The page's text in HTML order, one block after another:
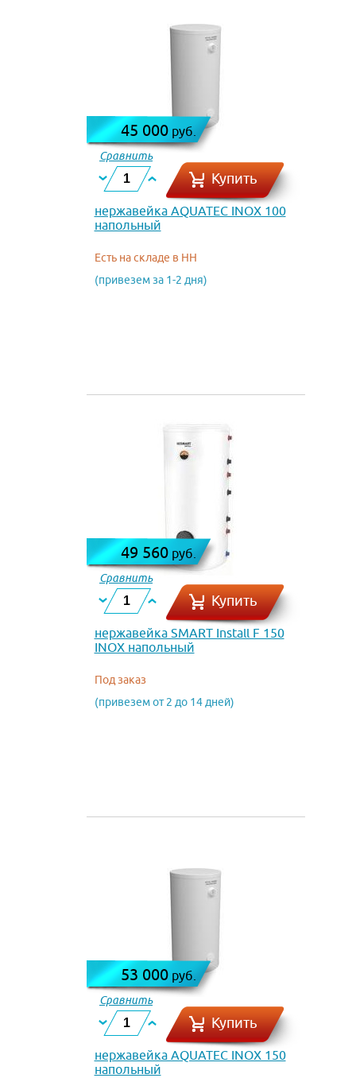
45 000руб.
Сравнить
Купить
нержавейка AQUATEC INOX 100
напольный
Есть на складе в НН
(привезем за 1-2 дня)
49 560руб.
Сравнить
Купить
нержавейка SMART Install F 150
INOX напольный
Под заказ
(привезем от 2 до 14 дней)
53 000руб.
Сравнить
Купить
нержавейка AQUATEC INOX 150
напольный